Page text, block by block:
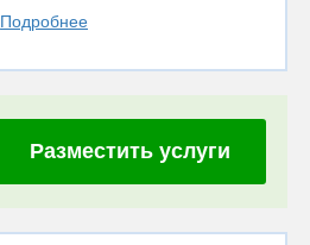
Подробнее
Разместить услуги